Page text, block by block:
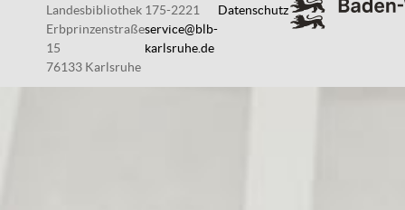
Landesbibliothek
Erbprinzenstraße
15
76133 Karlsruhe
175-2221
service@blb-
karlsruhe.de
Datenschutz